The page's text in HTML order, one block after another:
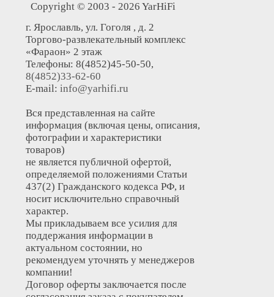
Copyright © 2003 - 2026 YarHiFi
г. Ярославль, ул. Гоголя , д. 2
Торгово-развлекательный комплекс
«Фараон» 2 этаж
Телефоны: 8(4852)45-50-50,
8(4852)33-62-60
E-mail: info@yarhifi.ru
Вся представленная на сайте
информация (включая цены, описания,
фотографии и характеристики
товаров)
не является публичной офертой,
определяемой положениями Статьи
437(2) Гражданского кодекса РФ, и
носит исключительно справочный
характер.
Мы прикладываем все усилия для
поддержания информации в
актуальном состоянии, но
рекомендуем уточнять у менеджеров
компании!
Договор оферты заключается после